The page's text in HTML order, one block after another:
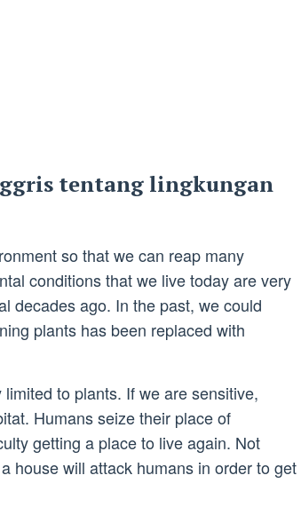
tentang lingkungan
so that we can reap many
conditions that we live today are very
decades ago. In the past, we could
plants has been replaced with
to plants. If we are sensitive,
Humans seize their place of
getting a place to live again. Not
house will attack humans in order to get